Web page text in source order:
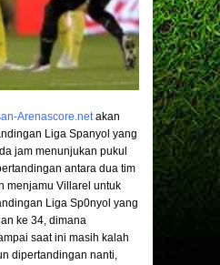
Arenascore.netakan
Liga Spanyol yang
jam menunjukan pukul
antara dua tim
menjamu Villarel untuk
Liga Sp0nyol yang
ke 34, dimana
saat ini masih kalah
dipertandingan nanti,